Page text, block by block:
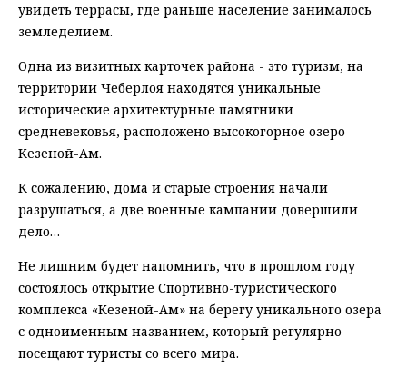
увидеть террасы, где раньше население занималось
земледелием.
Одна из визитных карточек района - это туризм, на
территории Чеберлоя находятся уникальные
исторические архитектурные памятники
средневековья, расположено высокогорное озеро
Кезеной-Ам.
К сожалению, дома и старые строения начали
разрушаться, а две военные кампании довершили
дело…
Не лишним будет напомнить, что в прошлом году
состоялось открытие Спортивно-туристического
комплекса «Кезеной-Ам» на берегу уникального озера
с одноименным названием, который регулярно
посещают туристы со всего мира.